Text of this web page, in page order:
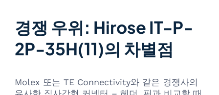
경쟁 우위: Hirose IT-P-
2P-35H(11)의 차별점
Molex 또는 TE Connectivity와 같은 경쟁사의